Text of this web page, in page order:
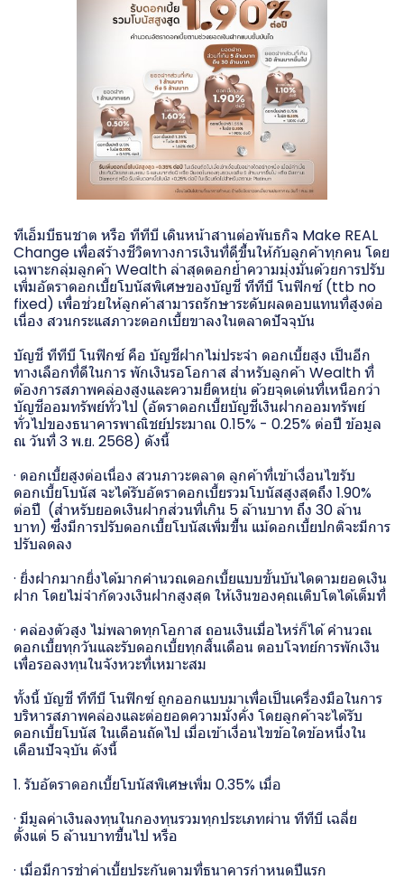
ทีเอ็มบีธนชาต หรือ ทีทีบี เดินหน้าสานต่อพันธกิจ Make REAL
Change เพื่อสร้างชีวิตทางการเงินที่ดีขึ้นให้กับลูกค้าทุกคน โดย
เฉพาะกลุ่มลูกค้า Wealth ล่าสุดตอกย้ำความมุ่งมั่นด้วยการปรับ
เพิ่มอัตราดอกเบี้ยโบนัสพิเศษของบัญชี ทีทีบี โนฟิกซ์ (ttb no
fixed) เพื่อช่วยให้ลูกค้าสามารถรักษาระดับผลตอบแทนที่สูงต่อ
เนื่อง สวนกระแสภาวะดอกเบี้ยขาลงในตลาดปัจจุบัน
บัญชี ทีทีบี โนฟิกซ์ คือ บัญชีฝากไม่ประจำ ดอกเบี้ยสูง เป็นอีก
ทางเลือกที่ดีในการ พักเงินรอโอกาส สำหรับลูกค้า Wealth ที่
ต้องการสภาพคล่องสูงและความยืดหยุ่น ด้วยจุดเด่นที่เหนือกว่า
บัญชีออมทรัพย์ทั่วไป (อัตราดอกเบี้ยบัญชีเงินฝากออมทรัพย์
ทั่วไปของธนาคารพาณิชย์ประมาณ 0.15% - 0.25% ต่อปี ข้อมูล
ณ วันที่ 3 พ.ย. 2568) ดังนี้
· ดอกเบี้ยสูงต่อเนื่อง สวนภาวะตลาด ลูกค้าที่เข้าเงื่อนไขรับ
ดอกเบี้ยโบนัส จะได้รับอัตราดอกเบี้ยรวมโบนัสสูงสุดถึง 1.90%
ต่อปี (สำหรับยอดเงินฝากส่วนที่เกิน 5 ล้านบาท ถึง 30 ล้าน
บาท) ซึ่งมีการปรับดอกเบี้ยโบนัสเพิ่มขึ้น แม้ดอกเบี้ยปกติจะมีการ
ปรับลดลง
· ยิ่งฝากมากยิ่งได้มากคำนวณดอกเบี้ยแบบขั้นบันไดตามยอดเงิน
ฝาก โดยไม่จำกัดวงเงินฝากสูงสุด ให้เงินของคุณเติบโตได้เต็มที่
· คล่องตัวสูง ไม่พลาดทุกโอกาส ถอนเงินเมื่อไหร่ก็ได้ คำนวณ
ดอกเบี้ยทุกวันและรับดอกเบี้ยทุกสิ้นเดือน ตอบโจทย์การพักเงิน
เพื่อรอลงทุนในจังหวะที่เหมาะสม
ทั้งนี้ บัญชี ทีทีบี โนฟิกซ์ ถูกออกแบบมาเพื่อเป็นเครื่องมือในการ
บริหารสภาพคล่องและต่อยอดความมั่งคั่ง โดยลูกค้าจะได้รับ
ดอกเบี้ยโบนัส ในเดือนถัดไป เมื่อเข้าเงื่อนไขข้อใดข้อหนึ่งใน
เดือนปัจจุบัน ดังนี้
1. รับอัตราดอกเบี้ยโบนัสพิเศษเพิ่ม 0.35% เมื่อ
· มีมูลค่าเงินลงทุนในกองทุนรวมทุกประเภทผ่าน ทีทีบี เฉลี่ย
ตั้งแต่ 5 ล้านบาทขึ้นไป หรือ
· เมื่อมีการชำค่าเบี้ยประกันตามที่ธนาคารกำหนดปีแรก